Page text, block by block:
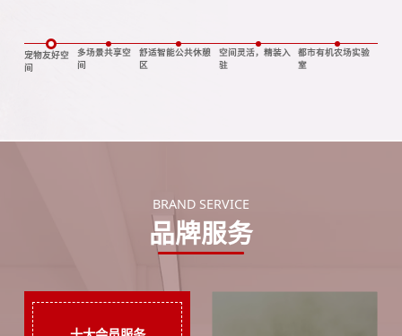
宠物友好空
间
多场景共享空
间
舒适智能公共休憩
区
空间灵活，精装入
驻
都市有机农场实验
室
BRAND SERVICE
品牌服务